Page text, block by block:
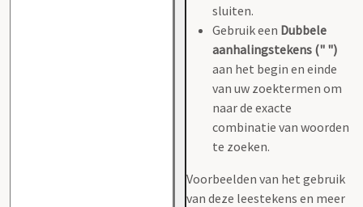
sluiten.
Gebruik een Dubbele
aanhalingstekens (" ")
aan het begin en einde
van uw zoektermen om
naar de exacte
combinatie van woorden
te zoeken.
Voorbeelden van het gebruik
van deze leestekens en meer